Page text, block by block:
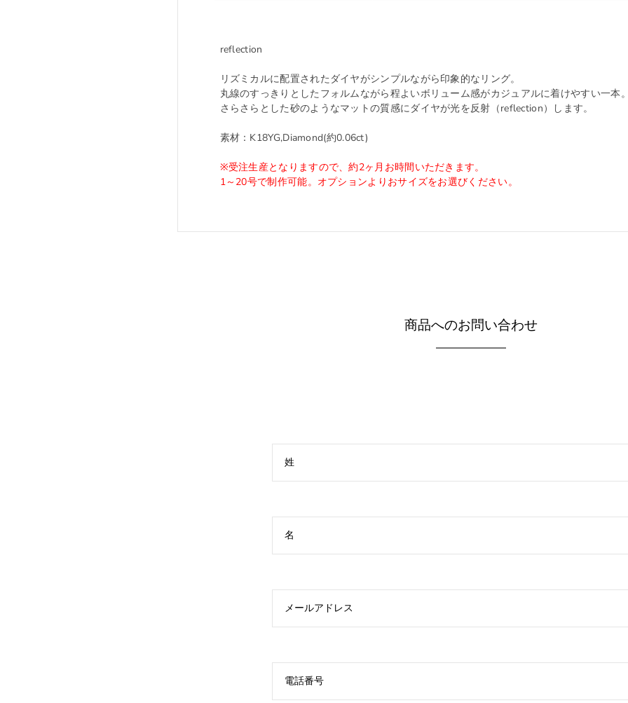
reflection
リズミカルに配置されたダイヤがシンプルながら印象的なリング。
丸線のすっきりとしたフォルムながら程よいボリューム感がカジュアルに着けやすい一本
さらさらとした砂のようなマットの質感にダイヤが光を反射（reflection）します。
素材：K18YG,Diamond(約0.06ct)
※受注生産となりますので、約2ヶ月お時間いただきます。
1～20号で制作可能。オプションよりおサイズをお選びください。
商品へのお問い合わせ